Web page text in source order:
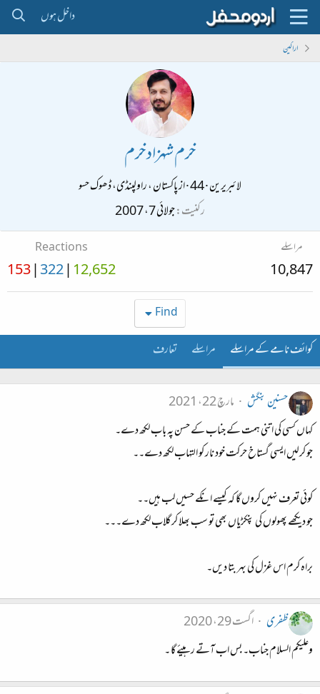
داخل ہوں
اراکین
خرم شہزاد خرم
لائبریرین·
·ازپاکستان ، راولپنڈی، ڈھوک حسو
رکنیت جولائی 7، 2007
مراسلے
10,847
Reactions
12,652
322
153
Find
کوائف نامے کے مراسلے مراسلے تعارف
حسنین بنگش
مارچ 22، 2021
کہاں کسی کی اتنی ہمت کے جناب کے حسن پہ باب لکھ دے۔
جو کرلیں ایسی گستاخ حرکت خود نار کو التہاب لکھ دے۔۔
کوئی تعرف نہیں کروں گا کہ کیسے انکے حسیں لب ہیں۔۔
جو دیکھے پھولوں کی پنکڑیاں بھی تو سب بھلا کر گلاب لکھ دے۔۔۔
براہ کرم اس غزل کی بہر بتا دیں۔
ظفری
اگست 29، 2020
وعلیکم السلام جناب۔ بس اب آتے رہیئے گا ۔